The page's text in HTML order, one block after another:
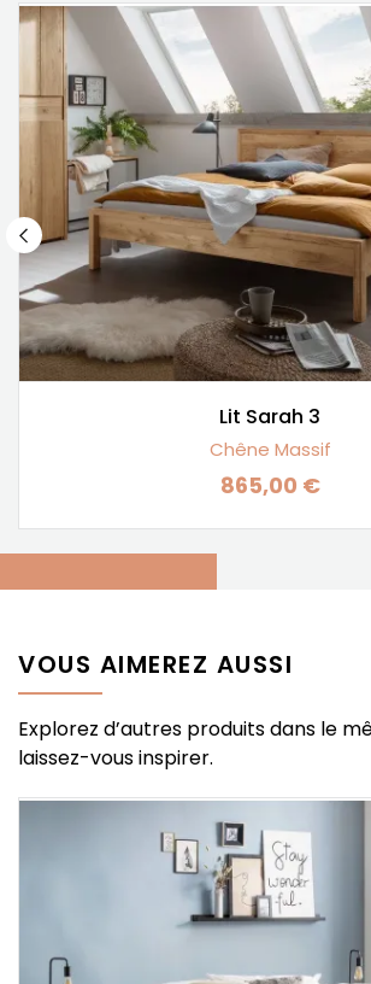
Lit Sarah 3
Chêne Massif
Prix
865,00 €
VOUS AIMEREZ AUSSI
Explorez d’autres produits dans le
laissez-vous inspirer.